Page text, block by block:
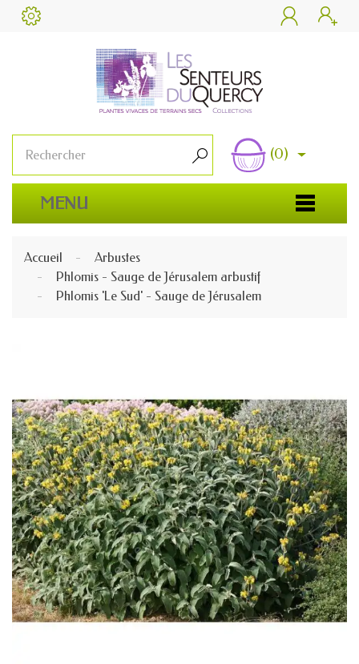
 
 (0)
MENU
Accueil
Arbustes
Phlomis - Sauge de Jérusalem arbustif
Phlomis 'Le Sud' - Sauge de Jérusalem